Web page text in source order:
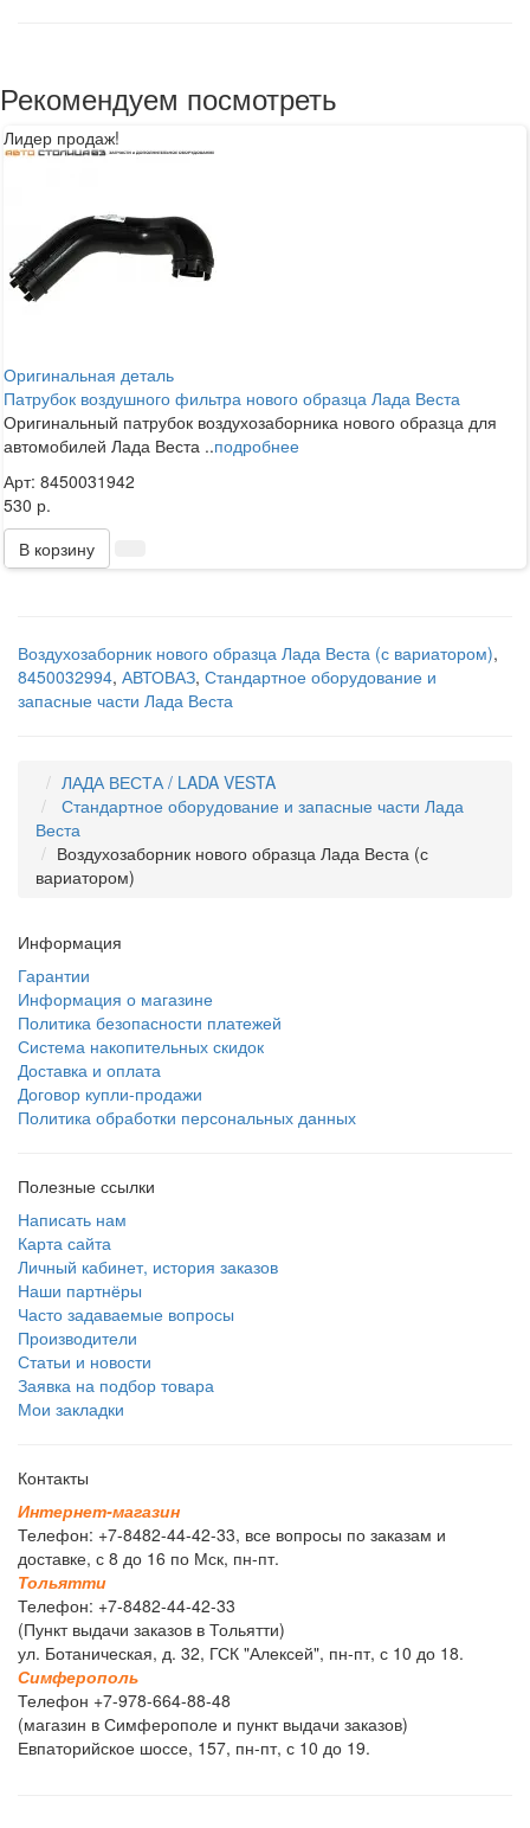
Рекомендуем посмотреть
Лидер продаж!
Оригинальная деталь
Патрубок воздушного фильтра нового образца Лада Веста
Оригинальный патрубок воздухозаборника нового образца для
автомобилей Лада Веста ..подробнее
Арт: 8450031942
530 р.
В корзину
Воздухозаборник нового образца Лада Веста (с вариатором),
8450032994, АВТОВАЗ, Стандартное оборудование и
запасные части Лада Веста
ЛАДА ВЕСТА / LADA VESTA
Стандартное оборудование и запасные части Лада
Веста
Воздухозаборник нового образца Лада Веста (с
вариатором)
Информация
Гарантии
Информация о магазине
Политика безопасности платежей
Система накопительных скидок
Доставка и оплата
Договор купли-продажи
Политика обработки персональных данных
Полезные ссылки
Написать нам
Карта сайта
Личный кабинет, история заказов
Наши партнёры
Часто задаваемые вопросы
Производители
Статьи и новости
Заявка на подбор товара
Мои закладки
Контакты
Интернет-магазин
Телефон: +7-8482-44-42-33, все вопросы по заказам и
доставке, с 8 до 16 по Мск, пн-пт.
Тольятти
Телефон: +7-8482-44-42-33
(Пункт выдачи заказов в Тольятти)
ул. Ботаническая, д. 32, ГСК "Алексей", пн-пт, с 10 до 18.
Симферополь
Телефон +7-978-664-88-48
(магазин в Симферополе и пункт выдачи заказов)
Евпаторийское шоссе, 157, пн-пт, с 10 до 19.